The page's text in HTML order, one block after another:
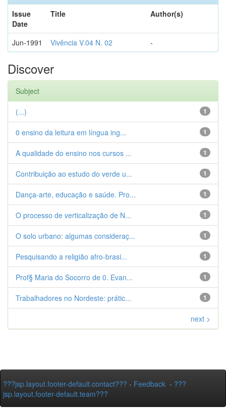
Issue
Date
Title Author(s)
Jun-1991 Vivência V.04 N. 02 -
Discover
Subject
1
(...)
1
0 ensino da leitura em língua ing...
1
A qualidade do ensino nos cursos ...
1
Contribuição ao estudo do verde u...
1
Dança-arte, educação e saúde. Pro...
1
O processo de verticalização de N...
1
O solo urbano: algumas consideraç...
1
Pesquisando a religião afro-brasi...
1
Prof§ Maria do Socorro de 0. Evan...
1
Trabalhadores no Nordeste: prátic...
next >
???jsp.layout.footer-default.contact??? - Feedback - ???
jsp.layout.footer-default.team???